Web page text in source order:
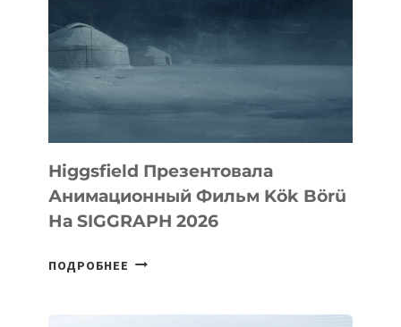
Higgsfield Презентовала
Анимационный Фильм Kök Börü
На SIGGRAPH 2026
ПОДРОБНЕЕ HIGGSFIELD